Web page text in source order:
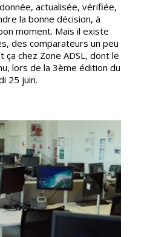
actualisée, vérifiée,
la bonne décision, à
moment. Mais il existe
des comparateurs un peu
chez Zone ADSL, dont le
lors de la 3ème édition du
25 juin.